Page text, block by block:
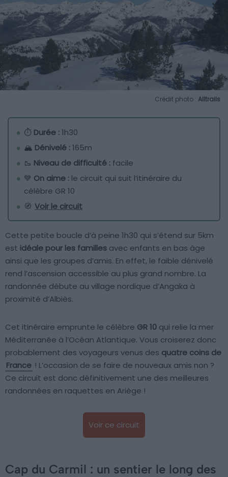
Crédit photo : Alltrails
⏱ Durée :1h30
🏔 Dénivelé :165m
🥾 Niveau de difficulté : facile
💙 On aime : le circuit qui suit l’itinéraire du
célèbre GR 10
🧭 Voir le circuit
Cette petite boucle d’à peine 1h30 qui s’étend sur 5km
est idéale pour les familles avec enfants en bas âge
ainsi que les groupes d’amis. En effet, le faible dénivelé
rend l’ascension accessible au plus grand nombre. La
randonnée débute au village nordique d’Angaka à
proximité d’Albiès.
Cet itinéraire emprunte le célèbre GR 10 qui relie la mer
Méditerranée à l’Océan Atlantique. Vous croiserez donc
probablement des voyageurs venus des quatre coins de
France ! L’occasion de se faire de nouveaux amis non ?
Ce circuit est donc définitivement une des meilleures
randonnées en raquettes en Ariège !
Voir ce circuit
Cap du Carmil : un sentier le long des